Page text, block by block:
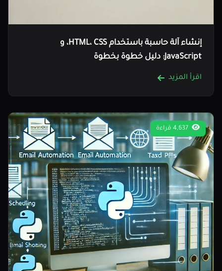
إنشاء آلة حاسبة باستخدام HTML، CSS، و
JavaScript: دليل خطوة بخطوة
اقرأ المزيد